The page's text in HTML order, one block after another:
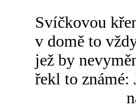
Svíčkovou
v domě to
jež by
řekl to známé:
nad